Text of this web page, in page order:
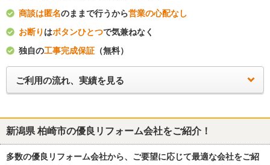
商談は匿名のままで行うから営業の心配なし
お断り はボタンひとつで気兼ねなく
独自の工事完成保証 （無料）
ご利用の流れ、実績を見る
新潟県 柏崎市の優良リフォーム会社をご紹介！
多数の優良リフォーム会社から、ご要望に応じて最適な会社をご紹